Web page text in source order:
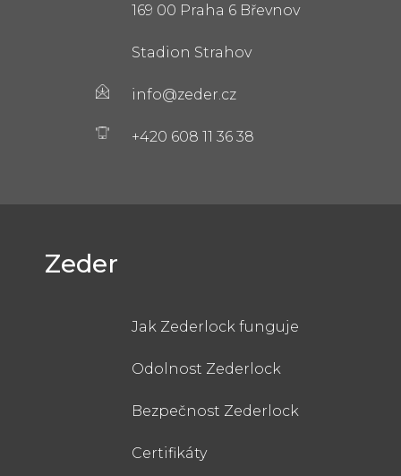
169 00 Praha 6 Břevnov
Stadion Strahov
info@zeder.cz
+420 608 11 36 38
Zeder
Jak Zederlock funguje
Odolnost Zederlock
Bezpečnost Zederlock
Certifikáty